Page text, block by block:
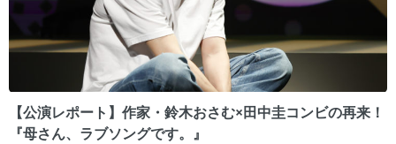
【公演レポート】作家・鈴木おさむ×田中圭コンビの再来！
『母さん、ラブソングです。』